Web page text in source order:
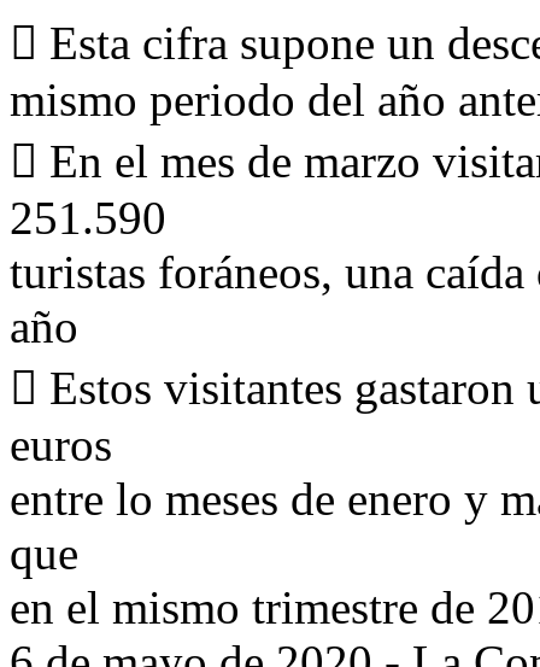
 Esta cifra supone un
mismo periodo del año
 En el mes de marzo
251.590
turistas foráneos, una
año
 Estos visitantes
euros
entre lo meses de enero y
que
en el mismo trimestre de